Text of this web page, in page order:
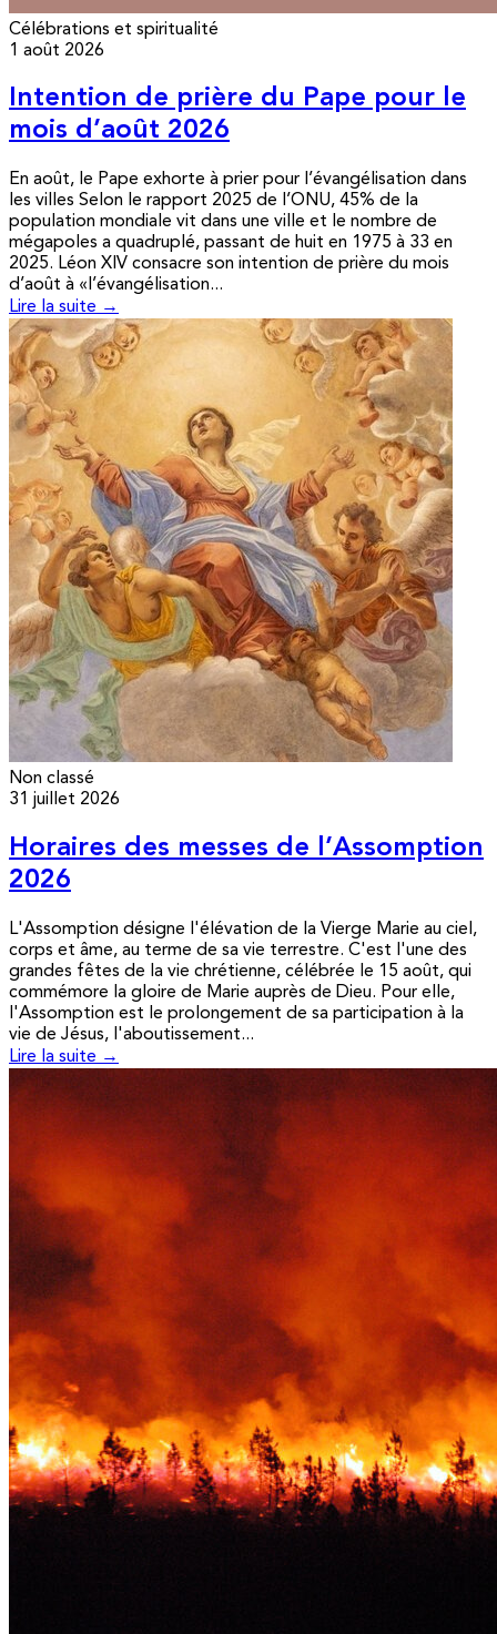
Célébrations et spiritualité
1 août 2026
Intention de prière du Pape pour le
mois d’août 2026
En août, le Pape exhorte à prier pour l’évangélisation dans
les villes Selon le rapport 2025 de l’ONU, 45% de la
population mondiale vit dans une ville et le nombre de
mégapoles a quadruplé, passant de huit en 1975 à 33 en
2025. Léon XIV consacre son intention de prière du mois
d’août à «l’évangélisation...
Lire la suite →
Non classé
31 juillet 2026
Horaires des messes de l’Assomption
2026
L'Assomption désigne l'élévation de la Vierge Marie au ciel,
corps et âme, au terme de sa vie terrestre. C'est l'une des
grandes fêtes de la vie chrétienne, célébrée le 15 août, qui
commémore la gloire de Marie auprès de Dieu. Pour elle,
l'Assomption est le prolongement de sa participation à la
vie de Jésus, l'aboutissement...
Lire la suite →